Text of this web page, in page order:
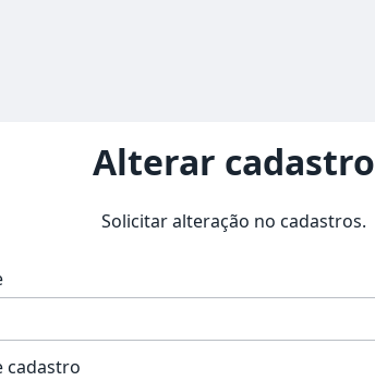
Alterar cadastro
Solicitar alteração no cadastros.
cadastro